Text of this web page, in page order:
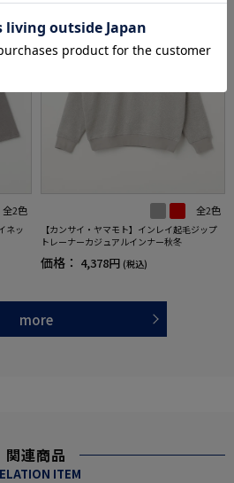
全2色
ネッ
全2色
【カンサイ・ヤマモト】インレイ起毛ジップ
トレーナーカジュアルインナー秋冬
価格： 4,378円 (税込)
more
関連商品
ITEM